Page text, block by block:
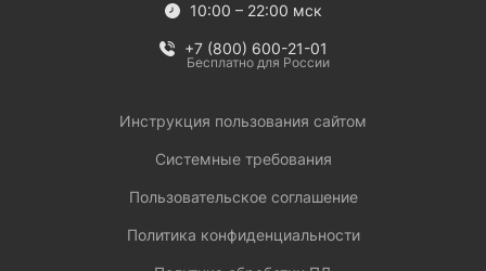
10:00 – 22:00 мск
+7 (800) 600-21-01
Бесплатно для России
Инструкция пользования сайтом
Системные требования
Пользовательское соглашение
Политика конфиденциальности